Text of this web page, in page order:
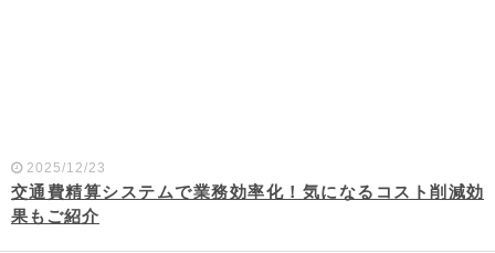
2025/12/23
交通費精算システムで業務効率化！気になるコスト削減効
果もご紹介